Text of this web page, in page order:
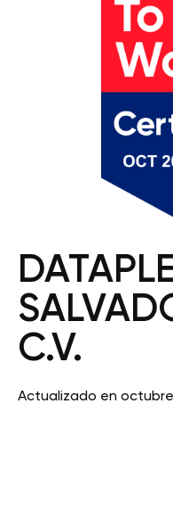
C.V.
Actualizado en